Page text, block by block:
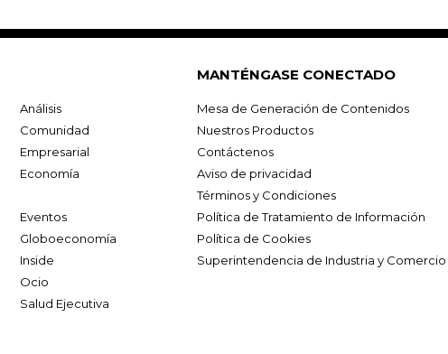
Análisis
Comunidad
Empresarial
Economía
Eventos
Globoeconomía
Inside
Ocio
Salud Ejecutiva
MANTÉNGASE CONECTADO
Mesa de Generación de Contenidos
Nuestros Productos
Contáctenos
Aviso de privacidad
Términos y Condiciones
Política de Tratamiento de Información
Política de Cookies
Superintendencia de Industria y Comercio